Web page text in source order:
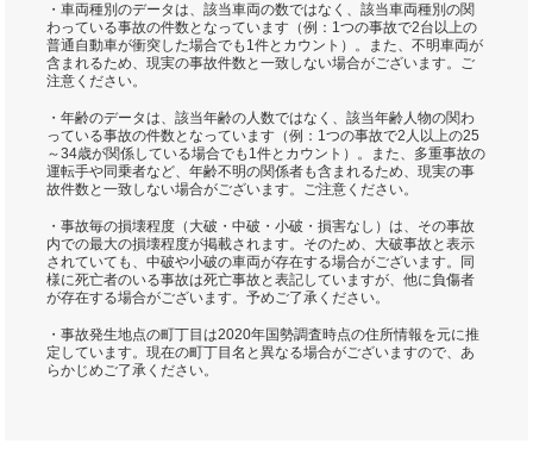
・車両種別のデータは、該当車両の数ではなく、該当車両種別の関
わっている事故の件数となっています（例：1つの事故で2台以上の
普通自動車が衝突した場合でも1件とカウント）。また、不明車両が
含まれるため、現実の事故件数と一致しない場合がございます。ご
注意ください。
・年齢のデータは、該当年齢の人数ではなく、該当年齢人物の関わ
っている事故の件数となっています（例：1つの事故で2人以上の25
～34歳が関係している場合でも1件とカウント）。また、多重事故の
運転手や同乗者など、年齢不明の関係者も含まれるため、現実の事
故件数と一致しない場合がございます。ご注意ください。
・事故毎の損壊程度（大破・中破・小破・損害なし）は、その事故
内での最大の損壊程度が掲載されます。そのため、大破事故と表示
されていても、中破や小破の車両が存在する場合がございます。同
様に死亡者のいる事故は死亡事故と表記していますが、他に負傷者
が存在する場合がございます。予めご了承ください。
・事故発生地点の町丁目は2020年国勢調査時点の住所情報を元に推
定しています。現在の町丁目名と異なる場合がございますので、あ
らかじめご了承ください。